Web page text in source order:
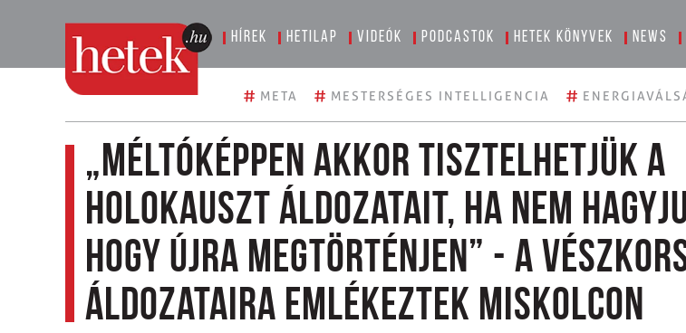
Hírek Hetilap Videók Podcastok Hetek könyvek News
# META # MESTERSÉGES INTELLIGENCIA #
„Méltóképpen akkor tisztelhetjük a
holokauszt áldozatait, ha nem
hogy újra megtörténjen” - A
áldozataira emlékeztek Miskolcon